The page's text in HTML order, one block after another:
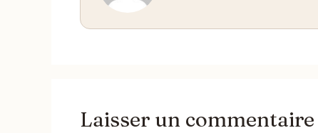
Laisser un commentaire